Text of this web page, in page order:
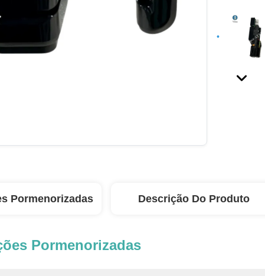
Pormenorizadas Descrição Do Produto
Pormenorizadas